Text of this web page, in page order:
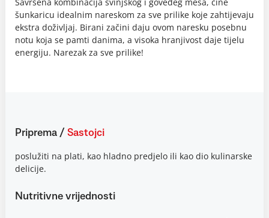
Savršena kombinacija svinjskog i goveđeg mesa, čine
šunkaricu idealnim nareskom za sve prilike koje zahtijevaju
ekstra doživljaj. Birani začini daju ovom naresku posebnu
notu koja se pamti danima, a visoka hranjivost daje tijelu
energiju. Narezak za sve prilike!
Priprema / Sastojci
poslužiti na plati, kao hladno predjelo ili kao dio kulinarske
delicije.
Nutritivne vrijednosti